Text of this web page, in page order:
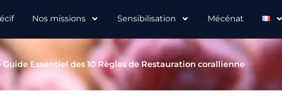
Nos missions Sensibilisation Mécénat
Guide Essentiel des 10 Règles de Restauration corallienne